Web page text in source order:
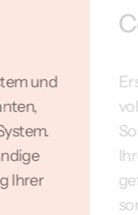
und
Ihrer